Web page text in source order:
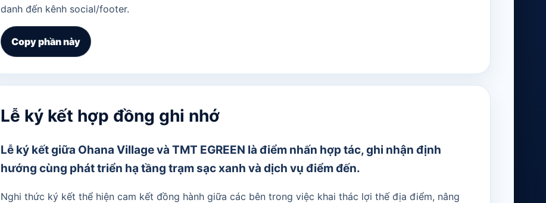
danh đến kênh social/footer.
Copy phần này
Lễ ký kết hợp đồng ghi nhớ
Lễ ký kết giữa Ohana Village và TMT EGREEN là điểm nhấn hợp tác, ghi nhận định
hướng cùng phát triển hạ tầng trạm sạc xanh và dịch vụ điểm đến.
Nghi thức ký kết thể hiện cam kết đồng hành giữa các bên trong việc khai thác lợi thế địa điểm, nâng